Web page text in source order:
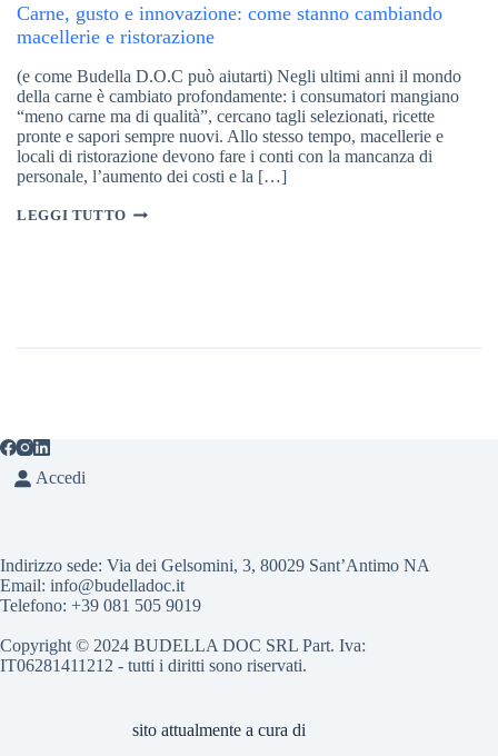
Carne, gusto e innovazione: come stanno cambiando
macellerie e ristorazione
(e come Budella D.O.C può aiutarti) Negli ultimi anni il mondo
della carne è cambiato profondamente: i consumatori mangiano
“meno carne ma di qualità”, cercano tagli selezionati, ricette
pronte e sapori sempre nuovi. Allo stesso tempo, macellerie e
locali di ristorazione devono fare i conti con la mancanza di
personale, l’aumento dei costi e la […]
LEGGI TUTTO CARNE,
Accedi
Indirizzo sede: Via dei Gelsomini, 3, 80029 Sant’Antimo NA
Email: info@budelladoc.it
Telefono: +39 081 505 9019
Copyright © 2024 BUDELLA DOC SRL Part. Iva:
IT06281411212 - tutti i diritti sono riservati.
sito attualmente a cura di